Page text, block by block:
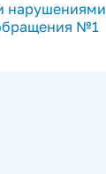
нарушениями
№1